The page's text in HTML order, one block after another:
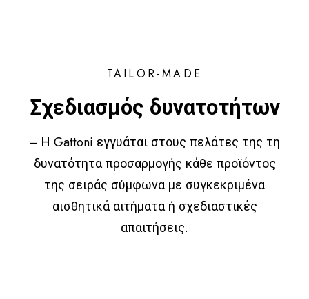
TAILOR-MADE
Σχεδιασμός δυνατοτήτων
– Η Gattoni εγγυάται στους πελάτες της τη
δυνατότητα προσαρμογής κάθε προϊόντος
της σειράς σύμφωνα με συγκεκριμένα
αισθητικά αιτήματα ή σχεδιαστικές
απαιτήσεις.